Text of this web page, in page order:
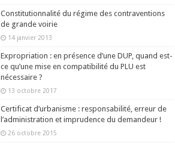
Constitutionnalité du régime des contraventions
de grande voirie
14 janvier 2013
Expropriation : en présence d’une DUP, quand est-
ce qu’une mise en compatibilité du PLU est
nécessaire ?
13 octobre 2017
Certificat d’urbanisme : responsabilité, erreur de
l’administration et imprudence du demandeur !
26 octobre 2015